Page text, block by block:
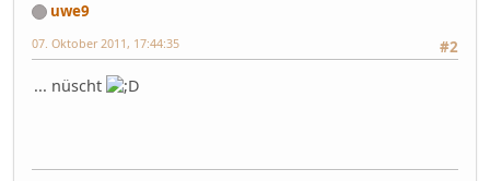
uwe9
#2
07. Oktober 2011, 17:44:35
... nüscht